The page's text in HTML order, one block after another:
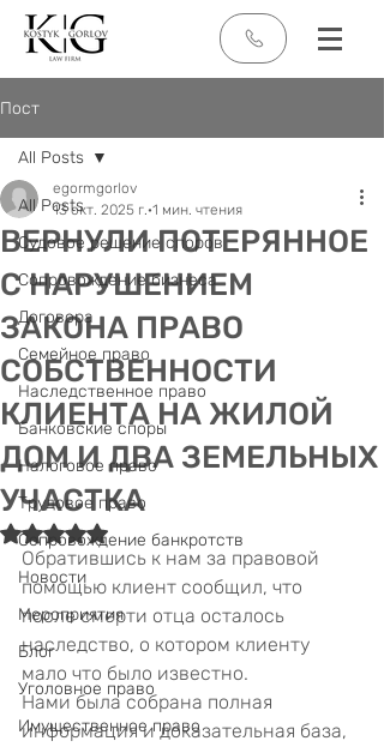
Пост
All Posts
Судовое решение споров
Сопровождение бизнеса
Договора
Семейное право
Наследственное право
Банковские споры
Налоговое право
Трудовое право
Сопровождение банкротств
Новости
Мероприятия
Блог
Уголовное право
Имущественное право
All Posts
ВЕРНУЛИ ПОТЕРЯННОЕ
С НАРУШЕНИЕМ
ЗАКОНА ПРАВО
СОБСТВЕННОСТИ
КЛИЕНТА НА ЖИЛОЙ
ДОМ И ДВА ЗЕМЕЛЬНЫХ
УЧАСТКА
egormgorlov
13 окт. 2025 г. 1 мин. чтения
Оценка: не число из 5 звезд.
Обратившись к нам за правовой
помощью клиент сообщил, что
после смерти отца осталось
наследство, о котором клиенту
мало что было известно.
Нами была собрана полная
информация и доказательная база,